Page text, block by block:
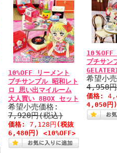
10%OFF リーメント
プチサンプル 昭和レト
ロ 思い出マイルーム
大人買い 8BOX セット
希望小売価格:
7,920円(税込)
価格: 7,128円 (税抜
6,480円) <10%OFF>
10％OFF
プチサン
希望小
4,950
価格:
4,050円)